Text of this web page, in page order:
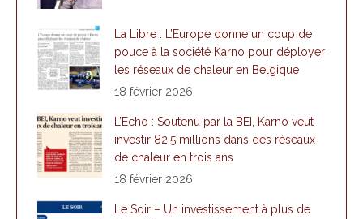
La Libre : L’Europe donne un coup de
pouce à la société Karno pour déployer
les réseaux de chaleur en Belgique
18 février 2026
L’Echo : Soutenu par la BEI, Karno veut
investir 82,5 millions dans des réseaux
de chaleur en trois ans
18 février 2026
Le Soir – Un investissement à plus de